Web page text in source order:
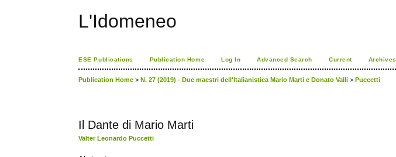
L'Idomeneo
ESE Publications Publication Home Log In Advanced Search Current Archives
Publication Home >N. 27 (2019) - Due maestri dell'Italianistica Mario Marti e Donato Valli >Puccetti
Il Dante di Mario Marti
Valter Leonardo Puccetti